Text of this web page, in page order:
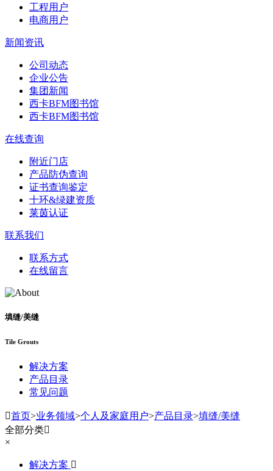
工程用户
电商用户
新闻资讯
公司动态
企业公告
集团新闻
西卡BFM图书馆
西卡BFM图书馆
在线查询
附近门店
产品防伪查询
证书查询鉴定
十环&绿建资质
莱茵认证
联系我们
联系方式
在线留言
填缝/美缝
Tile Grouts
解决方案
产品目录
常见问题
首页>业务领域>个人及家庭用户>产品目录>填缝/美缝
全部分类
×
解决方案 